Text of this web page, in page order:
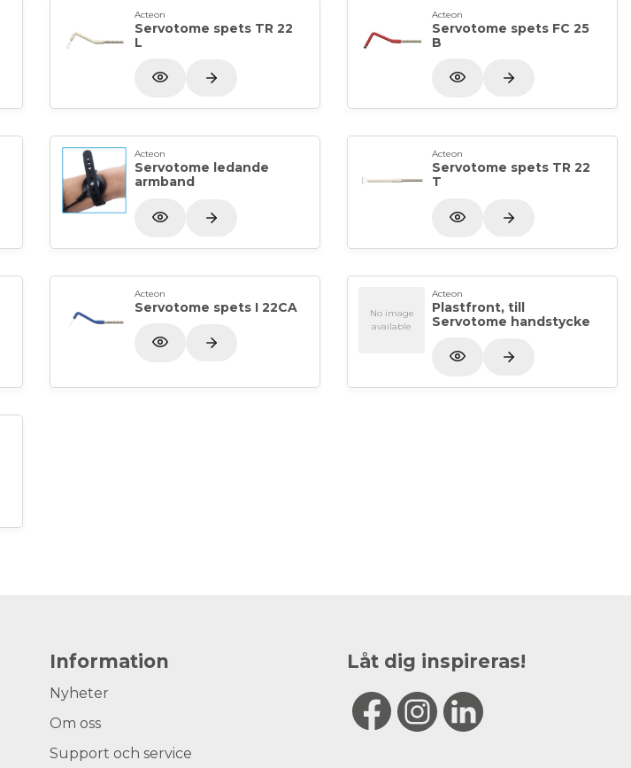
(kan kopplas bort)
10 elektroder (autoklaverbar)
som avleder statisk elektricitet
Acteon
Servotome spets TR 22
L
Acteon
Servotome spets FC 25
B
Acteon
Servotome ledande
armband
Acteon
Servotome spets TR 22
T
Acteon
Servotome spets I 22CA
No image
available
Acteon
Plastfront, till
Servotome handstycke
Information
Nyheter
Om oss
Support och service
Låt dig inspireras!